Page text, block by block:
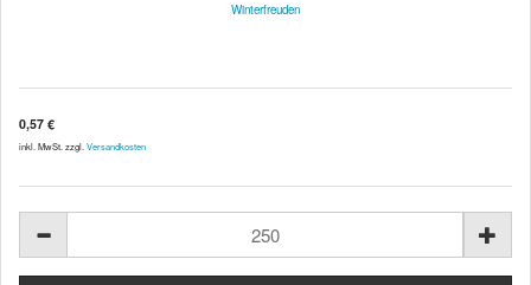
Winterfreuden
0,57 €
inkl. MwSt. zzgl. Versandkosten